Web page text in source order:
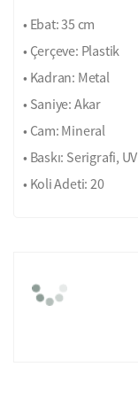
• Ebat: 35 cm
• Çerçeve: Plastik
• Kadran: Metal
• Saniye: Akar
• Cam: Mineral
• Baskı: Serigrafi, UV
• Koli Adeti: 20